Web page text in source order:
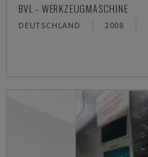
BVL - WERKZEUGMASCHINE
DEUTSCHLAND 2008